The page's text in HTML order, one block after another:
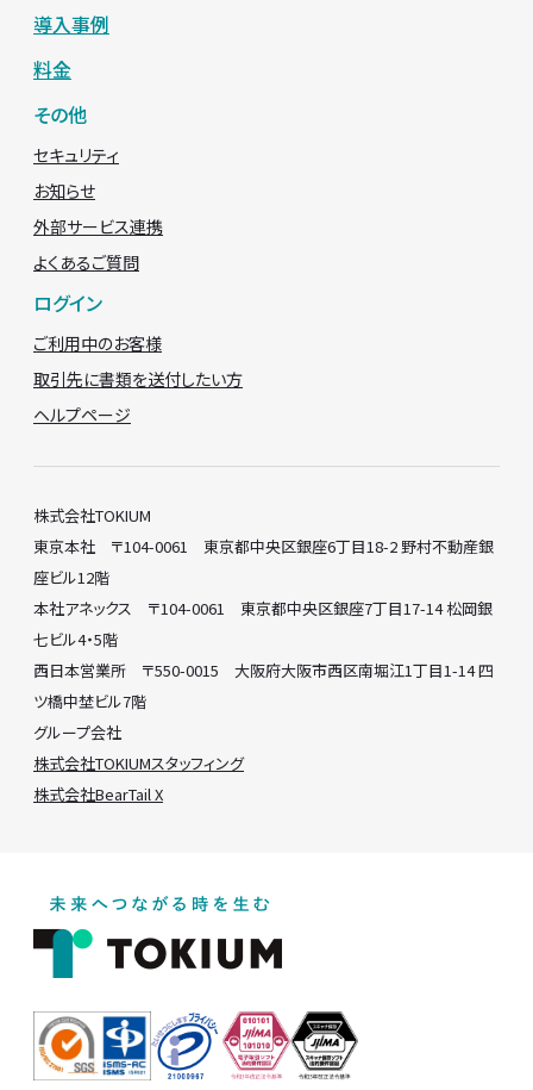
導入事例
料金
その他
セキュリティ
お知らせ
外部サービス連携
よくあるご質問
ログイン
ご利用中のお客様
取引先に書類を送付したい方
ヘルプページ
株式会社TOKIUM
東京本社 〒104-0061 東京都中央区銀座6丁目18-2 野村不動産銀
座ビル12階
本社アネックス 〒104-0061 東京都中央区銀座7丁目17-14 松岡銀
七ビル4・5階
西日本営業所 〒550-0015 大阪府大阪市西区南堀江1丁目1-14 四
ツ橋中埜ビル7階
グループ会社
株式会社TOKIUMスタッフィング
株式会社BearTail X